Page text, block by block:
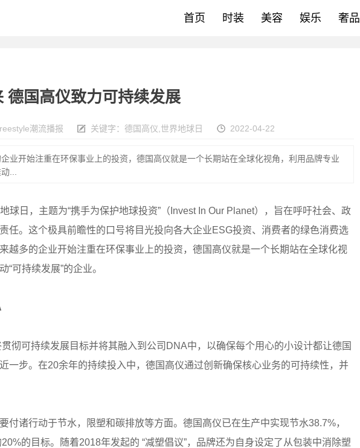
首页 时装 美容 娱乐 奢品
德国高仪致力可持续发展
潮流播报 关键字： 德国高仪 世界地球日 2022-04-22
业开始注重在环保事业上的投资，德国高仪就是一个长期站在全球化视角，利用品牌专业
...
球日，主题为“携手为保护地球投资”（Invest In Our Planet），旨在呼吁社会、政
任。这个极具前瞻性的口号将目光投向各大企业ESG投资、消费者的绿色消费选
越多的企业开始注重在环保事业上的投资，德国高仪就是一个长期站在全球化视
可持续发展”的企业。
彻可持续发展目标并将其融入到公司DNA中，以确保每个用心的小设计都让德国
一步。在20余年的持续投入中，德国高仪通过创新确保核心业务的可持续性，并
付诸行动于节水，限塑和碳排放等方面。德国高仪已在生产中实现节水38.7%，
的目标。随着2018年发起的 “减塑倡议”，品牌还为自身设定了从包装中消除塑